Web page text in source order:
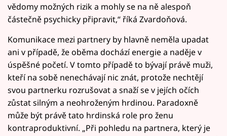
vědomy možných rizik a mohly se na ně alespoň
částečně psychicky připravit,“ říká Zvardoňová.
Komunikace mezi partnery by hlavně neměla upadat
ani v případě, že oběma dochází energie a naděje v
úspěšné početí. V tomto případě to bývají právě muži,
kteří na sobě nenechávají nic znát, protože nechtějí
svou partnerku rozrušovat a snaží se v jejích očích
zůstat silným a neohroženým hrdinou. Paradoxně
může být právě tato hrdinská role pro ženu
kontraproduktivní. „Při pohledu na partnera, který je